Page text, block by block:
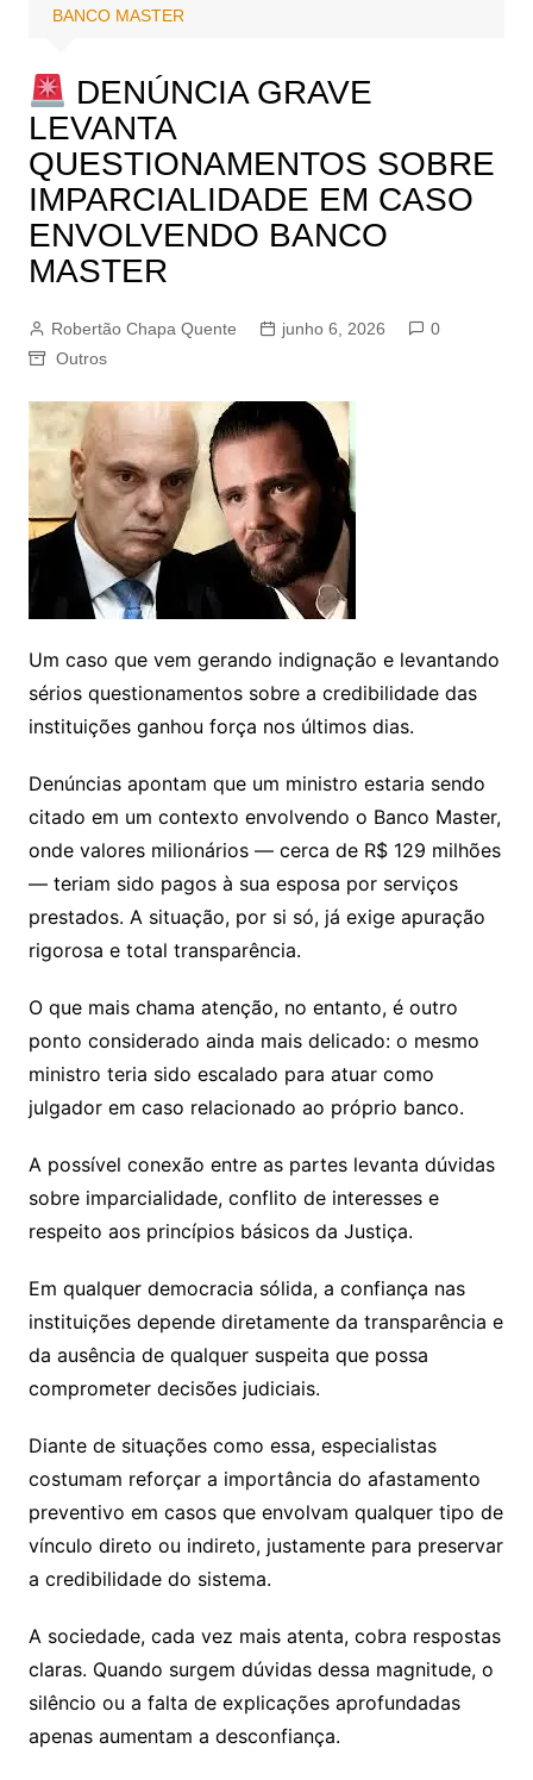
BANCO MASTER
DENÚNCIA GRAVE
LEVANTA
QUESTIONAMENTOS SOBRE
IMPARCIALIDADE EM CASO
ENVOLVENDO BANCO
MASTER
Robertão Chapa Quente junho 6, 2026
0
Outros
Um caso que vem gerando indignação e levantando
sérios questionamentos sobre a credibilidade das
instituições ganhou força nos últimos dias.
Denúncias apontam que um ministro estaria sendo
citado em um contexto envolvendo o Banco Master,
onde valores milionários — cerca de R$ 129 milhões
— teriam sido pagos à sua esposa por serviços
prestados. A situação, por si só, já exige apuração
rigorosa e total transparência.
O que mais chama atenção, no entanto, é outro
ponto considerado ainda mais delicado: o mesmo
ministro teria sido escalado para atuar como
julgador em caso relacionado ao próprio banco.
A possível conexão entre as partes levanta dúvidas
sobre imparcialidade, conflito de interesses e
respeito aos princípios básicos da Justiça.
Em qualquer democracia sólida, a confiança nas
instituições depende diretamente da transparência e
da ausência de qualquer suspeita que possa
comprometer decisões judiciais.
Diante de situações como essa, especialistas
costumam reforçar a importância do afastamento
preventivo em casos que envolvam qualquer tipo de
vínculo direto ou indireto, justamente para preservar
a credibilidade do sistema.
A sociedade, cada vez mais atenta, cobra respostas
claras. Quando surgem dúvidas dessa magnitude, o
silêncio ou a falta de explicações aprofundadas
apenas aumentam a desconfiança.